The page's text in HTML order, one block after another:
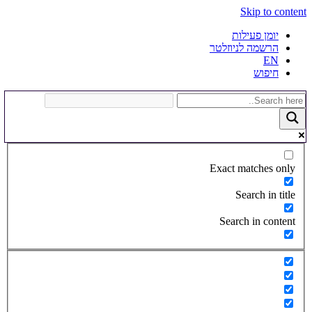
Skip to content
יומן פעילות
הרשמה לניוזלטר
EN
חיפוש
Exact matches only
Search in title
Search in content